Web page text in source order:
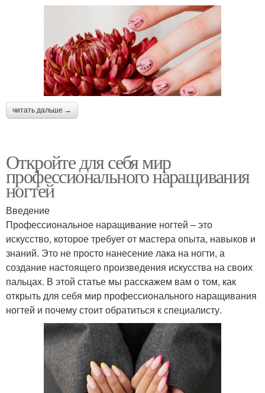
читать дальше →
Откройте для себя мир
профессионального наращивания
ногтей
Введение
Профессиональное наращивание ногтей – это
искусство, которое требует от мастера опыта, навыков и
знаний. Это не просто нанесение лака на ногти, а
создание настоящего произведения искусства на своих
пальцах. В этой статье мы расскажем вам о том, как
открыть для себя мир профессионального наращивания
ногтей и почему стоит обратиться к специалисту.